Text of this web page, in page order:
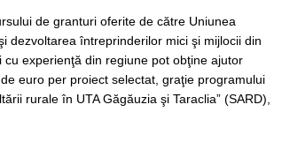
de granturi oferite de către Uniunea
dezvoltarea întreprinderilor mici şi mijlocii din
experienţă din regiune pot obţine ajutor
euro per proiect selectat, graţie programului
rurale în UTA Găgăuzia şi Taraclia” (SARD),